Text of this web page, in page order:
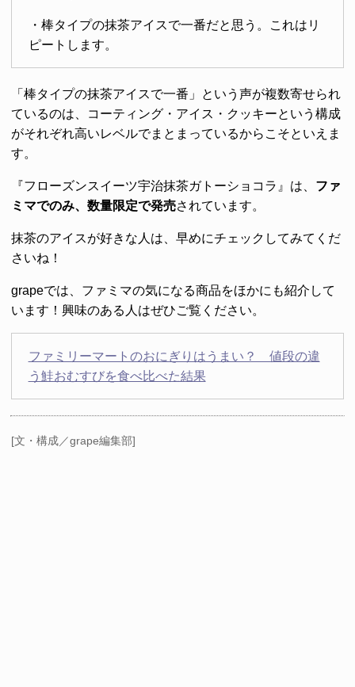
・棒タイプの抹茶アイスで一番だと思う。これはリ
ピートします。
「棒タイプの抹茶アイスで一番」という声が複数寄せられ
ているのは、コーティング・アイス・クッキーという構成
がそれぞれ高いレベルでまとまっているからこそといえま
す。
『フローズンスイーツ宇治抹茶ガトーショコラ』は、 ファ
ミマでのみ、数量限定で発売されています。
抹茶のアイスが好きな人は、早めにチェックしてみてくだ
さいね！
grapeでは、ファミマの気になる商品をほかにも紹介して
います！興味のある人はぜひご覧ください。
ファミリーマートのおにぎりはうまい？ 値段の違
う鮭おむすびを食べ比べた結果
[文・構成／grape編集部]